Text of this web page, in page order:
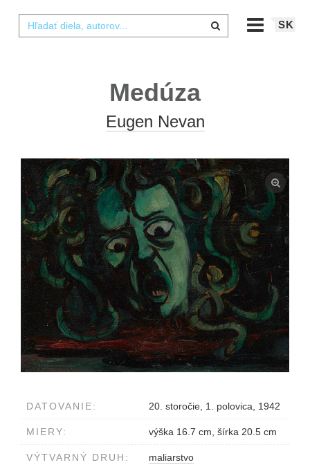
SK
Medúza
Eugen Nevan
DATOVANIE: 20. storočie, 1. polovica, 1942
MIERY: výška 16.7 cm, šírka 20.5 cm
VÝTVARNÝ DRUH: maliarstvo